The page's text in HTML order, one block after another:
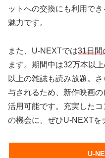
ットへの交換にも利用で
魅力です。
また、U-NEXTでは31日間
ます。期間中は32万本以
以上の雑誌も読み放題。
与されるため、新作映画
活用可能です。充実した
の機会に、ぜひU-NEXTを
U-